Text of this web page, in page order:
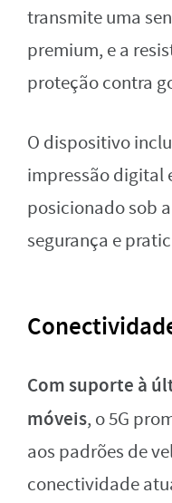
transmite uma
premium, e a
proteção contra
O dispositivo
impressão digital
posicionado sob
segurança e
Com suporte à
móveis, o 5G
aos padrões de
conectividade